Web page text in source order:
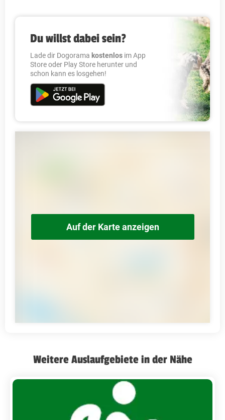
Du willst dabei sein?
Lade dir Dogorama kostenlos im App
Store oder Play Store herunter und
schon kann es losgehen!
Auf der Karte anzeigen
Weitere Auslaufgebiete in der Nähe